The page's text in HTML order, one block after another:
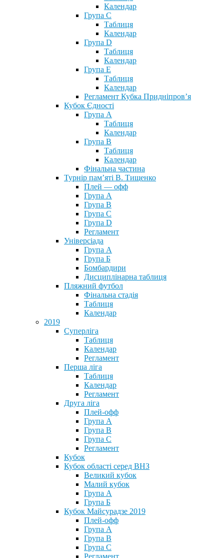
Календар
Група С
Таблиця
Календар
Група D
Таблиця
Календар
Група Е
Таблиця
Календар
Регламент Кубка Придніпров’я
Кубок Єдності
Група А
Таблиця
Календар
Група В
Таблиця
Календар
Фінальна частина
Турнір пам’яті В. Тищенко
Плей — офф
Група А
Група B
Група С
Група D
Регламент
Універсіада
Група А
Група Б
Бомбардири
Дисциплінарна таблиця
Пляжний футбол
Фінальна стадія
Таблиця
Календар
2019
Суперліга
Таблиця
Календар
Регламент
Перша ліга
Таблиця
Календар
Регламент
Друга ліга
Плей-офф
Група А
Група В
Група С
Регламент
Кубок
Кубок області серед ВНЗ
Великий кубок
Малий кубок
Група А
Група Б
Кубок Майсурадзе 2019
Плей-офф
Група А
Група В
Група С
Регламент